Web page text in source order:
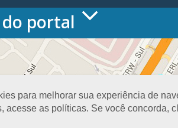
para melhorar sua experiência de
acesse as políticas. Se você concorda,
portal